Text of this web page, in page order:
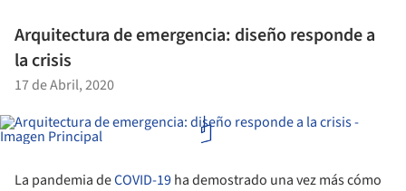
Arquitectura de emergencia: diseño responde a
la crisis
17 de Abril, 2020
La pandemia deCOVID-19ha demostrado una vez más cómo